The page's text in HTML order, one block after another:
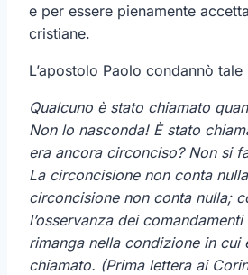
e per essere pienamente
cristiane.
L’apostolo Paolo condannò
Qualcuno è stato chiamato
Non lo nasconda! È stato
era ancora circonciso? Non si
La circoncisione non conta
circoncisione non conta nulla;
l’osservanza dei
rimanga nella condizione in cui
chiamato. (Prima lettera ai